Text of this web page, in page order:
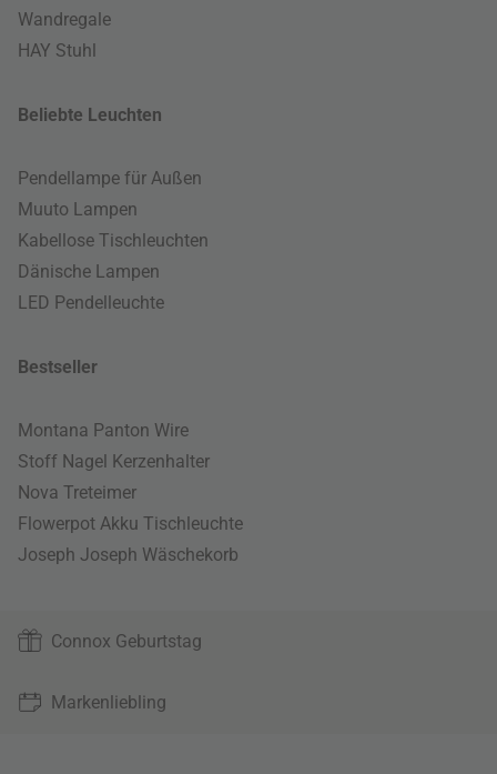
Wandregale
HAY Stuhl
Beliebte Leuchten
Pendellampe für Außen
Muuto Lampen
Kabellose Tischleuchten
Dänische Lampen
LED Pendelleuchte
Bestseller
Montana Panton Wire
Stoff Nagel Kerzenhalter
Nova Treteimer
Flowerpot Akku Tischleuchte
Joseph Joseph Wäschekorb
Connox Geburtstag
Markenliebling